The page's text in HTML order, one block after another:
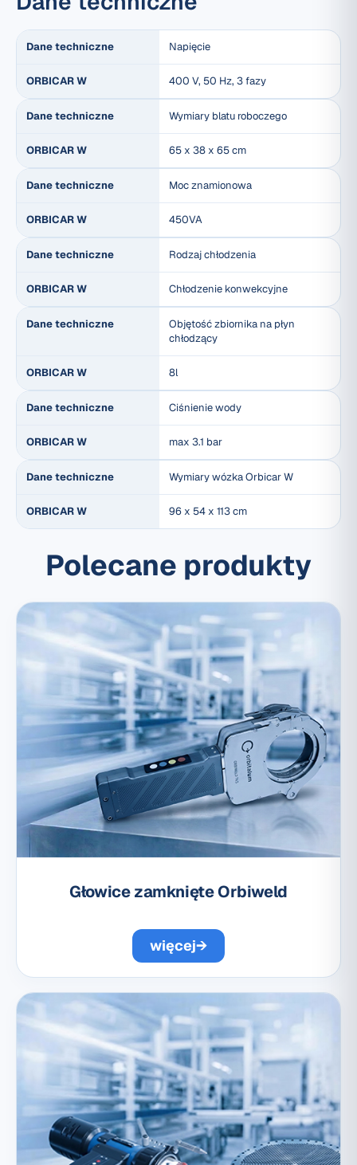
Dane techniczne Napięcie
ORBICAR W 400 V, 50 Hz, 3 fazy
Dane techniczne Wymiary blatu roboczego
ORBICAR W 65 x 38 x 65 cm
Dane techniczne Moc znamionowa
ORBICAR W 450VA
Dane techniczne Rodzaj chłodzenia
ORBICAR W Chłodzenie konwekcyjne
Dane techniczne
Objętość zbiornika na płyn
chłodzący
ORBICAR W 8l
Dane techniczne Ciśnienie wody
ORBICAR W max 3.1 bar
Dane techniczne Wymiary wózka Orbicar W
ORBICAR W 96 x 54 x 113 cm
Polecane produkty
Głowice zamknięte Orbiweld
więcej→